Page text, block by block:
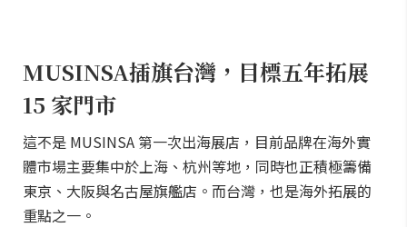
MUSINSA插旗台灣，目標五年拓展
15 家門市
這不是 MUSINSA 第一次出海展店，目前品牌在海外實
體市場主要集中於上海、杭州等地，同時也正積極籌備
東京、大阪與名古屋旗艦店。而台灣，也是海外拓展的
重點之一。